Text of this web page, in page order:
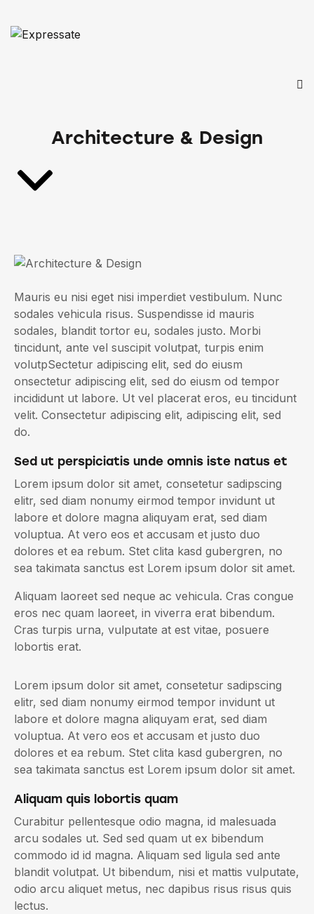
Architecture & Design
Mauris eu nisi eget nisi imperdiet vestibulum. Nunc
sodales vehicula risus. Suspendisse id mauris
sodales, blandit tortor eu, sodales justo. Morbi
tincidunt, ante vel suscipit volutpat, turpis enim
volutpSectetur adipiscing elit, sed do eiusm
onsectetur adipiscing elit, sed do eiusm od tempor
incididunt ut labore. Ut vel placerat eros, eu tincidunt
velit. Consectetur adipiscing elit, adipiscing elit, sed
do.
Sed ut perspiciatis unde omnis iste natus et
Lorem ipsum dolor sit amet, consetetur sadipscing
elitr, sed diam nonumy eirmod tempor invidunt ut
labore et dolore magna aliquyam erat, sed diam
voluptua. At vero eos et accusam et justo duo
dolores et ea rebum. Stet clita kasd gubergren, no
sea takimata sanctus est Lorem ipsum dolor sit amet.
Aliquam laoreet sed neque ac vehicula. Cras congue
eros nec quam laoreet, in viverra erat bibendum.
Cras turpis urna, vulputate at est vitae, posuere
lobortis erat.
Lorem ipsum dolor sit amet, consetetur sadipscing
elitr, sed diam nonumy eirmod tempor invidunt ut
labore et dolore magna aliquyam erat, sed diam
voluptua. At vero eos et accusam et justo duo
dolores et ea rebum. Stet clita kasd gubergren, no
sea takimata sanctus est Lorem ipsum dolor sit amet.
Aliquam quis lobortis quam
Curabitur pellentesque odio magna, id malesuada
arcu sodales ut. Sed sed quam ut ex bibendum
commodo id id magna. Aliquam sed ligula sed ante
blandit volutpat. Ut bibendum, nisi et mattis vulputate,
odio arcu aliquet metus, nec dapibus risus risus quis
lectus.